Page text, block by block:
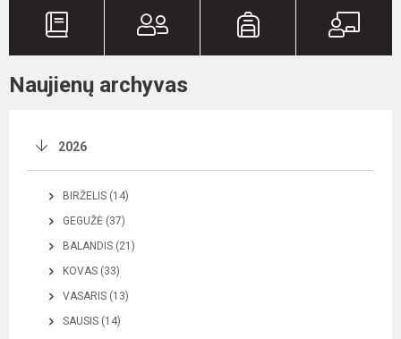
Naujienų archyvas
2026
BIRŽELIS (14)
GEGUŽĖ (37)
BALANDIS (21)
KOVAS (33)
VASARIS (13)
SAUSIS (14)